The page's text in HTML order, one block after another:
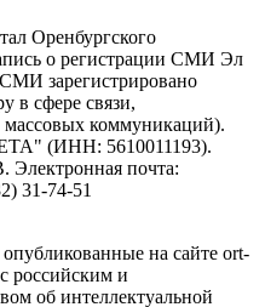
Оренбургского
о регистрации СМИ Эл
зарегистрировано
в сфере связи,
коммуникаций).
(ИНН: 5610011193).
Электронная почта:
31-74-51
на сайте ort-
российским и
об интеллектуальной